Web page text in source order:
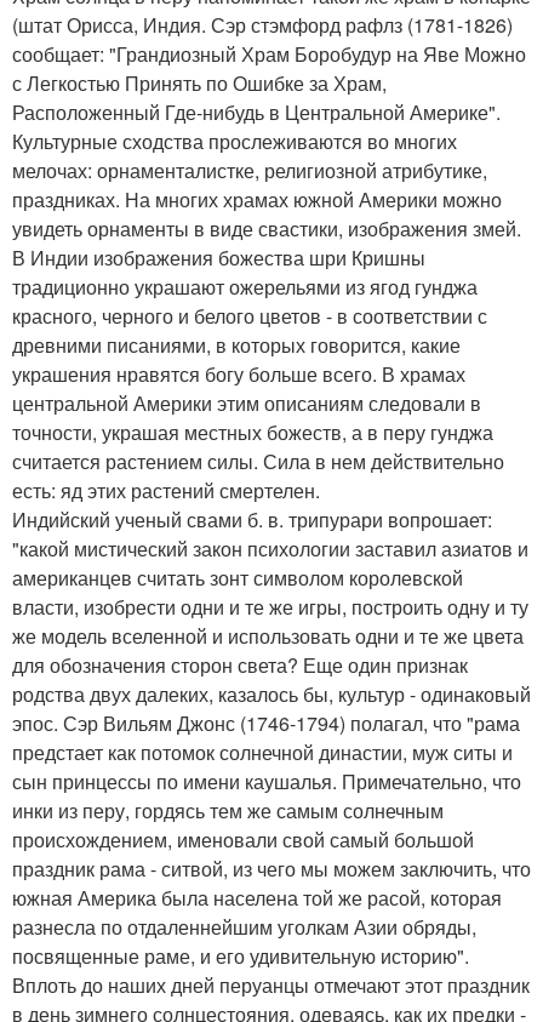
(штат Орисса, Индия. Сэр стэмфорд рафлз (1781-1826)
сообщает: "Грандиозный Храм Боробудур на Яве Можно
с Легкостью Принять по Ошибке за Храм,
Расположенный Где-нибудь в Центральной Америке".
Культурные сходства прослеживаются во многих
мелочах: орнаменталистке, религиозной атрибутике,
праздниках. На многих храмах южной Америки можно
увидеть орнаменты в виде свастики, изображения змей.
В Индии изображения божества шри Кришны
традиционно украшают ожерельями из ягод гунджа
красного, черного и белого цветов - в соответствии с
древними писаниями, в которых говорится, какие
украшения нравятся богу больше всего. В храмах
центральной Америки этим описаниям следовали в
точности, украшая местных божеств, а в перу гунджа
считается растением силы. Сила в нем действительно
есть: яд этих растений смертелен.
Индийский ученый свами б. в. трипурари вопрошает:
"какой мистический закон психологии заставил азиатов и
американцев считать зонт символом королевской
власти, изобрести одни и те же игры, построить одну и ту
же модель вселенной и использовать одни и те же цвета
для обозначения сторон света? Еще один признак
родства двух далеких, казалось бы, культур - одинаковый
эпос. Сэр Вильям Джонс (1746-1794) полагал, что "рама
предстает как потомок солнечной династии, муж ситы и
сын принцессы по имени каушалья. Примечательно, что
инки из перу, гордясь тем же самым солнечным
происхождением, именовали свой самый большой
праздник рама - ситвой, из чего мы можем заключить, что
южная Америка была населена той же расой, которая
разнесла по отдаленнейшим уголкам Азии обряды,
посвященные раме, и его удивительную историю".
Вплоть до наших дней перуанцы отмечают этот праздник
в день зимнего солнцестояния, одеваясь, как их предки -